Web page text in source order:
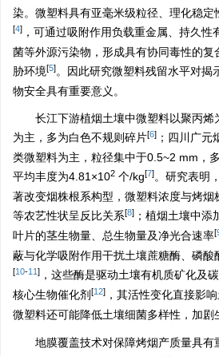
染。微塑料具有亚毫米级粒径、理化稳定
[4] ，可通过吸附作用负载重金属、持久
菌等外源污染物，形成具有协同毒性的
胁环境[5]。因此研究微塑料残留水平对揭
物安全具有重要意义。
长江下游植烟土壤中微塑料以聚丙
为主，多为白色不规则碎片[6] ；四川广
类微塑料为主，粒径集中于0.5~2 mm，
平均丰度为4.81×102 个/kg[7]。研究表明
著改变烟株根系构型，微塑料浓度与烤烟
等农艺性状呈反比关系[8] ；植烟土壤中
叶片的茎生物量、总生物量及净光合速率[
蔽与化学吸附作用干扰土壤蔗糖酶、磷酸
[10-11] ，这些酶是驱动土壤有机质矿化及
核心生物催化剂 [12] ，其活性变化直接影
微塑料还可能降低土壤细菌多样性，加剧
地膜覆盖技术对保障烤烟产质量具有